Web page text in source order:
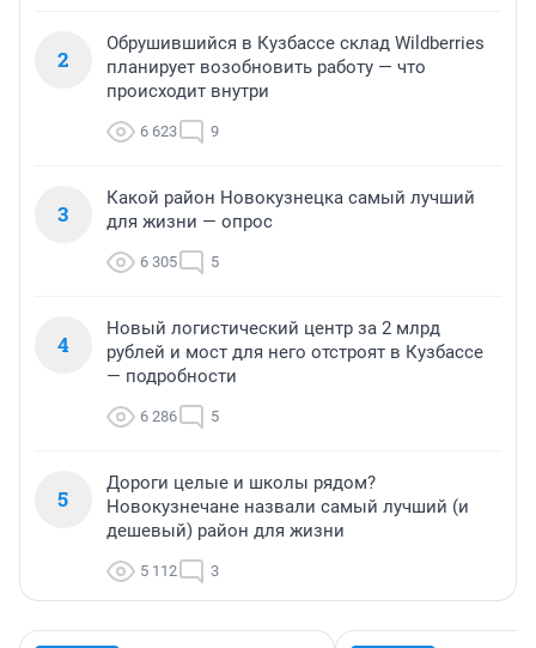
2
Обрушившийся в Кузбассе склад Wildberries
планирует возобновить работу — что
происходит внутри
6 623 9
3
Какой район Новокузнецка самый лучший
для жизни — опрос
6 305 5
4
Новый логистический центр за 2 млрд
рублей и мост для него отстроят в Кузбассе
— подробности
6 286 5
5
Дороги целые и школы рядом?
Новокузнечане назвали самый лучший (и
дешевый) район для жизни
5 112 3